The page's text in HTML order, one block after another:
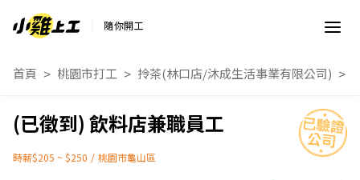
隨你開工
首頁 桃園市打工 拎茶(林口店/沐成生活事業有限公司)
飲料店兼職員工
時薪$205 ~ $250 / 桃園市龜山區